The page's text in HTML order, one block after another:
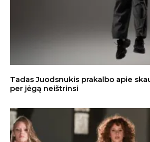
Tadas Juodsnukis prakalbo apie
per jėgą neištrinsi